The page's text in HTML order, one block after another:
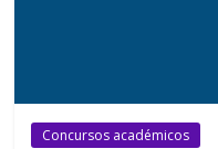
Concursos académicos